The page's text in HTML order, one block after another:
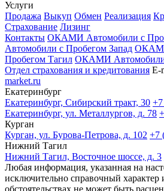
Услуги
Продажа Выкуп Обмен Реализация
Страхование Лизинг
Контакты ОКАМИ Автомобили с
Автомобили с Пробегом Запад
Пробегом Тагил ОКАМИ Автомобили
Отдел страхования и кредитования E-
market.ru
Екатеринбург
Екатеринбург, Сибирский тракт, 30
Екатеринбург, ул. Металлургов, д. 78
Курган
Курган, ул. Бурова-Петрова, д. 102 +7
Нижний Тагил
Нижний Тагил, Восточное шоссе, д. 3
Любая информация, указанная на
исключительно справочный
обстоятельствах не может быть